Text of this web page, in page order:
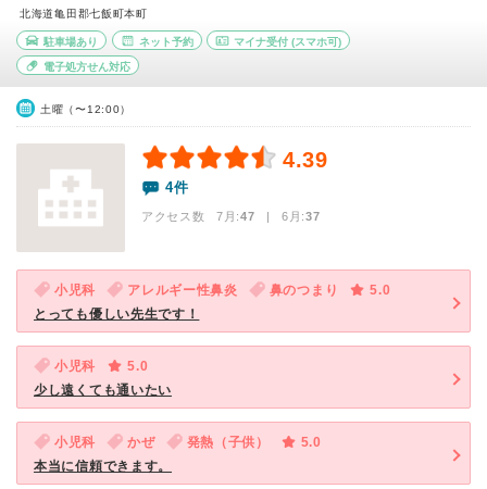
北海道亀田郡七飯町本町
駐車場あり ネット予約 マイナ受付 (スマホ可)
電子処方せん対応
土曜（〜12:00）
4.39
4件
アクセス数 7月:47 | 6月:37
小児科 アレルギー性鼻炎 鼻のつまり
5.0
とっても優しい先生です！
小児科
5.0
少し遠くても通いたい
小児科 かぜ 発熱（子供）
5.0
本当に信頼できます。